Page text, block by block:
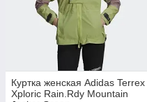
Куртка женская Adidas Terrex
Xploric Rain.Rdy Mountain